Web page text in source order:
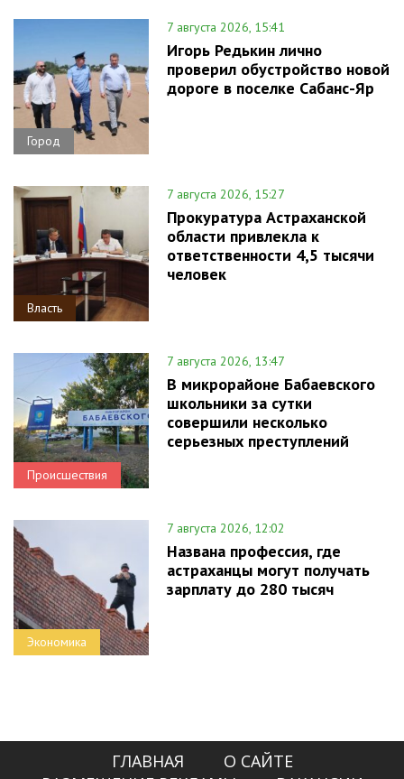
Город
7 августа 2026, 15:41
Игорь Редькин лично
проверил обустройство новой
дороге в поселке Сабанс-Яр
Власть
7 августа 2026, 15:27
Прокуратура Астраханской
области привлекла к
ответственности 4,5 тысячи
человек
Происшествия
7 августа 2026, 13:47
В микрорайоне Бабаевского
школьники за сутки
совершили несколько
серьезных преступлений
Экономика
7 августа 2026, 12:02
Названа профессия, где
астраханцы могут получать
зарплату до 280 тысяч
ГЛАВНАЯ
О САЙТЕ